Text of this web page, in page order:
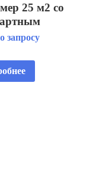
25 м2 со
крышка
бассейнов
(для
запросу